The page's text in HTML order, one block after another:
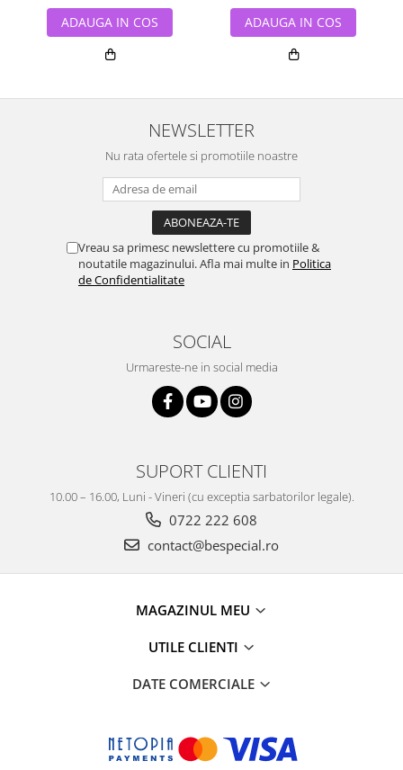
ADAUGA IN COS ADAUGA IN COS
NEWSLETTER
Nu rata ofertele si promotiile noastre
Vreau sa primesc newslettere cu promotiile &
noutatile magazinului. Afla mai multe in Politica
de Confidentialitate
SOCIAL
Urmareste-ne in social media
SUPORT CLIENTI
10.00 – 16.00, Luni - Vineri (cu exceptia sarbatorilor legale).
0722 222 608
contact@bespecial.ro
MAGAZINUL MEU
UTILE CLIENTI
DATE COMERCIALE